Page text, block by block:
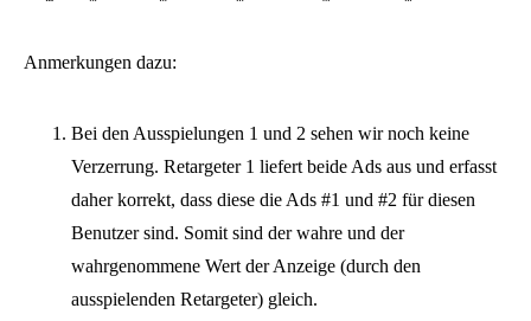
Anmerkungen dazu:
Bei den Ausspielungen 1 und 2 sehen wir noch keine
Verzerrung. Retargeter 1 liefert beide Ads aus und erfasst
daher korrekt, dass diese die Ads #1 und #2 für diesen
Benutzer sind. Somit sind der wahre und der
wahrgenommene Wert der Anzeige (durch den
ausspielenden Retargeter) gleich.